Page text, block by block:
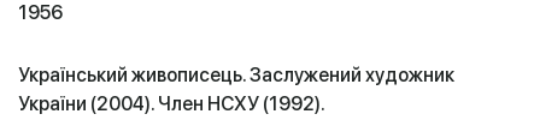
1956
Український живописець. Заслужений художник
України (2004). Член НСХУ (1992).